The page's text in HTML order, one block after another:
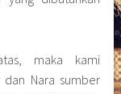
maka kami
dan Nara sumber